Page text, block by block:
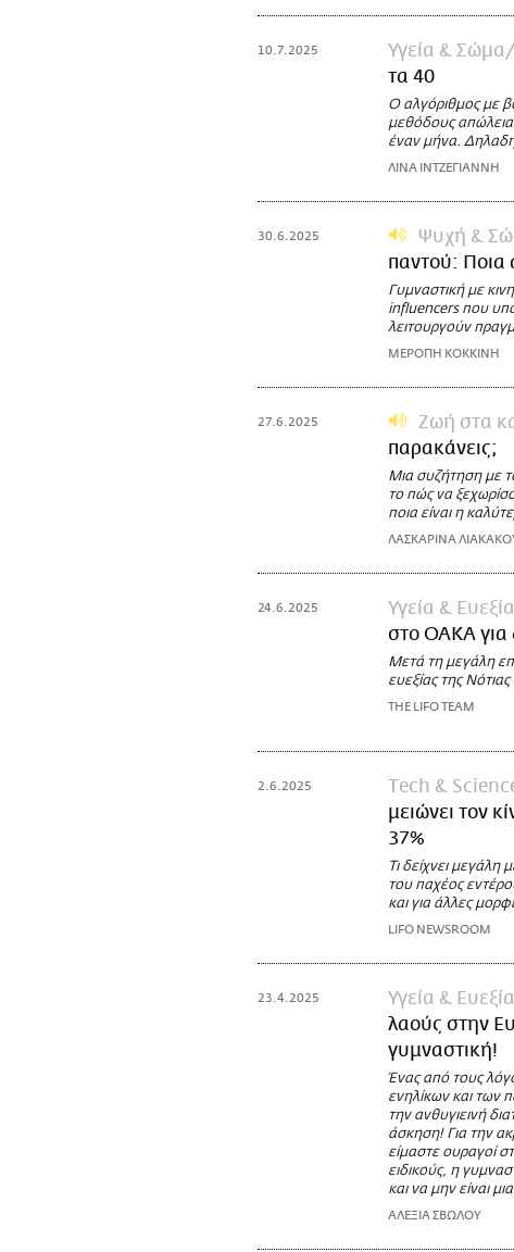
10.7.2025 Υγεία & Σώμα
τα 40
Ο αλγόριθμος με
μεθόδους
έναν μήνα.
ΛΙΝΑ ΙΝΤΖΕΓΙΑΝΝΗ
30.6.2025 Ψυχή &
παντού: Ποια
Γυμναστική με
influencers που
λειτουργούν
ΜΕΡΟΠΗ ΚΟΚΚΙΝΗ
27.6.2025 Ζωή στα
παρακάνεις;
Μια συζήτηση με
το πώς να
ποια είναι η
ΛΑΣΚΑΡΙΝΑ
24.6.2025 Υγεία & Ευεξία
στο ΟΑΚΑ για
Μετά τη μεγάλη
ευεξίας της
THE LIFO TEAM
2.6.2025 Τech &
μειώνει τον
37%
Τι δείχνει
του παχέος
και για άλλες
LIFO NEWSROOM
23.4.2025 Υγεία & Ευεξία
λαούς στην
γυμναστική!
Ένας από τους
ενηλίκων και των
την ανθυγιεινή
άσκηση! Για την
είμαστε ουραγοί
ειδικούς, η
και να μην είναι
ΑΛΕΞΙΑ ΣΒΩΛΟΥ